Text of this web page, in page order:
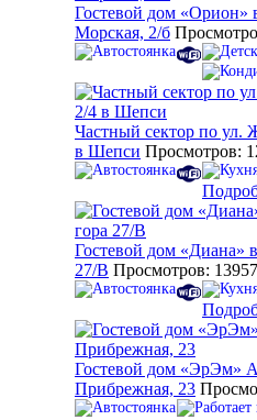
Гостевой дом «Орион»
Морская, 2/б
Частный сектор по ул.
в Шепси Просмотров:
Гостевой дом «Диана»
27/В Просмотров:
Гостевой дом «ЭрЭм»
Прибрежная, 23